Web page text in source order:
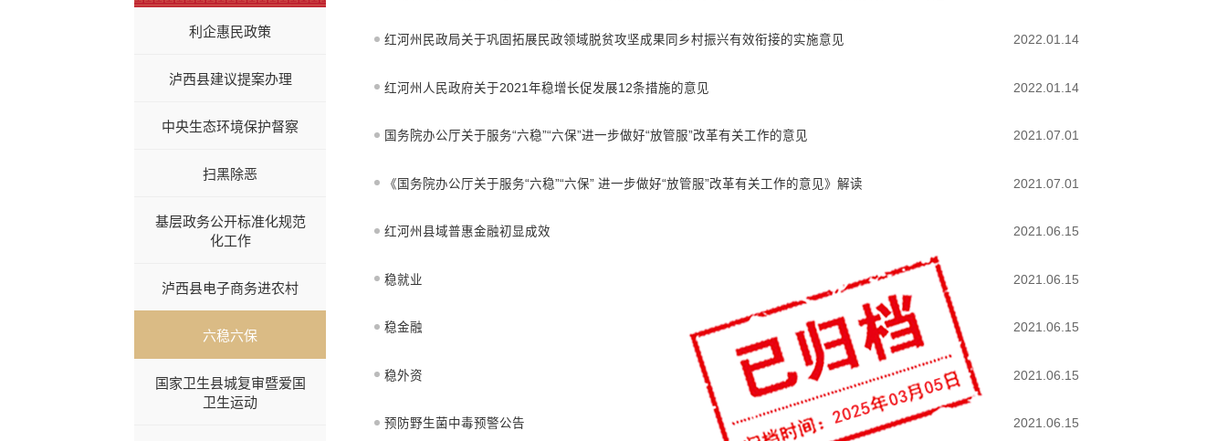
利企惠民政策
泸西县建议提案办理
中央生态环境保护督察
扫黑除恶
基层政务公开标准化规范
化工作
泸西县电子商务进农村
六稳六保
国家卫生县城复审暨爱国
卫生运动
红河州民政局关于巩固拓展民政领域脱贫攻坚成果同乡村振兴有效衔接的实施意见 2022.01.14
红河州人民政府关于2021年稳增长促发展12条措施的意见 2022.01.14
国务院办公厅关于服务“六稳”“六保”进一步做好“放管服”改革有关工作的意见 2021.07.01
《国务院办公厅关于服务“六稳”“六保” 进一步做好“放管服”改革有关工作的意见》解读 2021.07.01
红河州县域普惠金融初显成效 2021.06.15
稳就业 2021.06.15
稳金融 2021.06.15
稳外资 2021.06.15
预防野生菌中毒预警公告 2021.06.15